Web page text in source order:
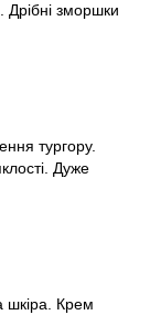
Дрібні зморшки
тургору.
Дуже
шкіра. Крем